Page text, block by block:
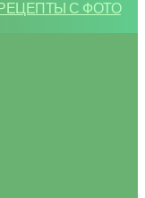
С ФОТО